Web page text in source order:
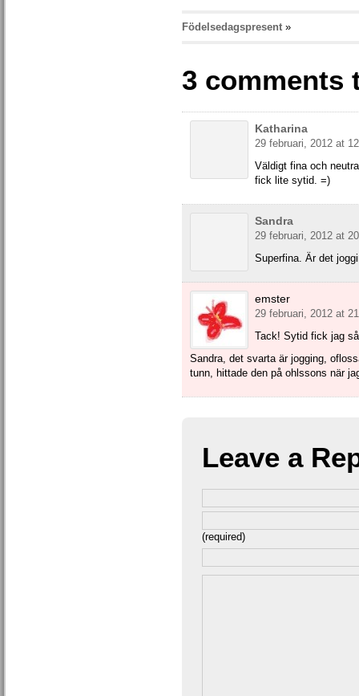
Födelsedagspresent»
3 comments
Katharina
29 februari, 2012 at
Väldigt fina och
fick lite sytid. =)
Sandra
29 februari, 2012 at
Superfina. Är det
emster
29 februari, 2012 at
Tack! Sytid fick jag
Sandra, det svarta är jogging,
tunn, hittade den på ohlssons när
Leave a
(required)